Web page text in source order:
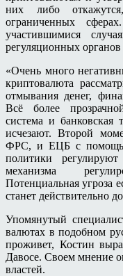
них либо
ограниченных
участившимися
регуляционных
«Очень много
криптовалюта
отмывания денег,
Всё более
система и банковская
исчезают. Второй
ФРС, и ЕЦБ с помощью
политики
механизма
Потенциальная угроза
станет действительно
Упомянутый
валютах в подобном
проживет, Костин
Давосе. Своем мнение
властей.